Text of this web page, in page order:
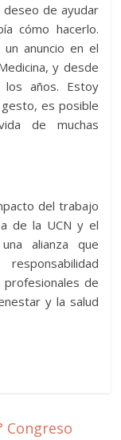
de ayudar
cómo hacerlo.
anuncio en el
y desde
años. Estoy
es posible
de muchas
del trabajo
de la UCN y el
alianza que
profesionales de
y la salud
Congreso